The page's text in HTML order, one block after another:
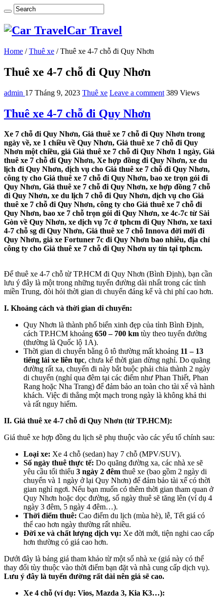
Car Travel
Home / Thuê xe / Thuê xe 4-7 chỗ đi Quy Nhơn
Thuê xe 4-7 chỗ đi Quy Nhơn
admin 17 Tháng 9, 2023 Thuê xe Leave a comment 389 Views
Thuê xe 4-7 chỗ đi Quy Nhơn
Xe 7 chỗ đi Quy Nhơn, Giá thuê xe 7 chỗ đi Quy Nhơn trong
ngày về, xe 1 chiều về Quy Nhơn, Giá thuê xe 7 chỗ đi Quy
Nhơn một chiều, giá Giá thuê xe 7 chỗ đi Quy Nhơn 1 ngày, Giá
thuê xe 7 chỗ đi Quy Nhơn, Xe hợp đồng đi Quy Nhơn, xe du
lịch đi Quy Nhơn, dịch vụ cho Giá thuê xe 7 chỗ đi Quy Nhơn,
công ty cho Giá thuê xe 7 chỗ đi Quy Nhơn, bao xe trọn gói đi
Quy Nhơn, Giá thuê xe 7 chỗ đi Quy Nhơn, xe hợp đồng 7 chỗ
đi Quy Nhơn, xe du lịch 7 chỗ đi Quy Nhơn, dịch vụ cho Giá
thuê xe 7 chỗ đi Quy Nhơn, công ty cho Giá thuê xe 7 chỗ đi
Quy Nhơn, bao xe 7 chỗ trọn gói đi Quy Nhơn, xe 4c-7c từ Sài
Gòn về Quy Nhơn, xe dịch vụ 7c ở tphcm đi Quy Nhơn, xe taxi
4-7 chỗ sg đi Quy Nhơn, Giá thuê xe 7 chỗ Innova đời mới đi
Quy Nhơn, giá xe Fortuner 7c đi Quy Nhơn bao nhiêu, địa chỉ
công ty cho Giá thuê xe 7 chỗ đi Quy Nhơn uy tín tại tphcm.
Để thuê xe 4-7 chỗ từ TP.HCM đi Quy Nhơn (Bình Định), bạn cần
lưu ý đây là một trong những tuyến đường dài nhất trong các tỉnh
miền Trung, đòi hỏi thời gian di chuyển đáng kể và chi phí cao hơn.
I. Khoảng cách và thời gian di chuyển:
Quy Nhơn là thành phố biển xinh đẹp của tỉnh Bình Định,
cách TP.HCM khoảng 650 – 700 km tùy theo tuyến đường
(thường là Quốc lộ 1A).
Thời gian di chuyển bằng ô tô thường mất khoảng 11 – 13
tiếng lái xe liên tục, chưa kể thời gian dừng nghỉ. Do quãng
đường rất xa, chuyến đi này bắt buộc phải chia thành 2 ngày
di chuyển (nghỉ qua đêm tại các điểm như Phan Thiết, Phan
Rang hoặc Nha Trang) để đảm bảo an toàn cho tài xế và hành
khách. Việc đi thẳng một mạch trong ngày là không khả thi
và rất nguy hiểm.
II. Giá thuê xe 4-7 chỗ đi Quy Nhơn (từ TP.HCM):
Giá thuê xe hợp đồng du lịch sẽ phụ thuộc vào các yếu tố chính sau:
Loại xe: Xe 4 chỗ (sedan) hay 7 chỗ (MPV/SUV).
Số ngày thuê thực tế: Do quãng đường xa, các nhà xe sẽ
yêu cầu tối thiểu 3 ngày 2 đêm thuê xe (bao gồm 2 ngày di
chuyển và 1 ngày ở lại Quy Nhơn) để đảm bảo tài xế có thời
gian nghỉ ngơi. Nếu bạn muốn có thêm thời gian tham quan ở
Quy Nhơn hoặc dọc đường, số ngày thuê sẽ tăng lên (ví dụ 4
ngày 3 đêm, 5 ngày 4 đêm…).
Thời điểm thuê: Cao điểm du lịch (mùa hè), lễ, Tết giá có
thể cao hơn ngày thường rất nhiều.
Đời xe và chất lượng dịch vụ: Xe đời mới, tiện nghi cao cấp
hơn thường có giá cao hơn.
Dưới đây là bảng giá tham khảo từ một số nhà xe (giá này có thể
thay đổi tùy thuộc vào thời điểm bạn đặt và nhà cung cấp dịch vụ).
Lưu ý đây là tuyến đường rất dài nên giá sẽ cao.
Xe 4 chỗ (ví dụ: Vios, Mazda 3, Kia K3…):